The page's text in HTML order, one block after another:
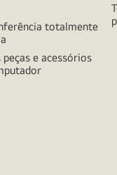
totalmente
peças e acessórios